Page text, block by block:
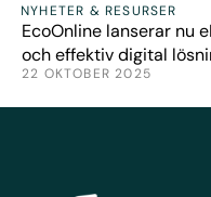
NYHETER & RESURSER
EcoOnline lanserar nu
och effektiv digital
22 OKTOBER 2025